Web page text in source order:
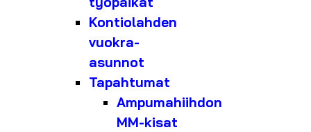
Kontiolahden
vuokra-
asunnot
Tapahtumat
Ampumahiihdon
MM-kisat